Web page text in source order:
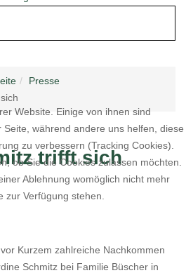
Presse
trifft sich
Kurzem zahlreiche Nachkommen
Schmitz bei Familie Büscher in
Website. Einige von ihnen sind
während andere uns helfen, diese
zu verbessern (Tracking Cookies).
ob Sie die Cookies zulassen möchten.
Ablehnung womöglich nicht mehr
zur Verfügung stehen.